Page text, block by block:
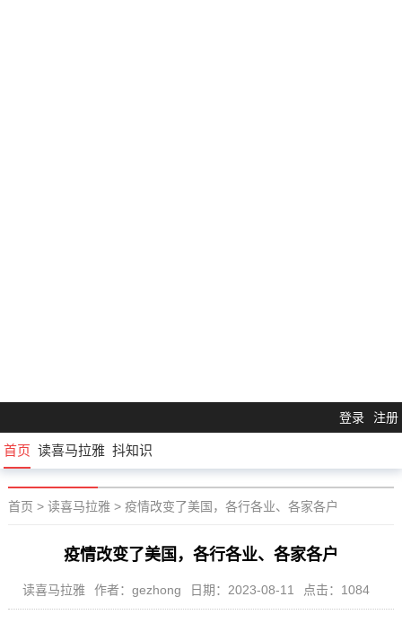
登录 注册
首页 读喜马拉雅 抖知识
首页 > 读喜马拉雅> 疫情改变了美国，各行各业、各家各户
疫情改变了美国，各行各业、各家各户
读喜马拉雅 作者：gezhong 日期：2023-08-11 点击：1084